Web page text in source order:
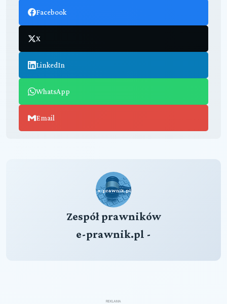
Facebook
X
LinkedIn
WhatsApp
Email
Zespół prawników
e-prawnik.pl -
REKLAMA